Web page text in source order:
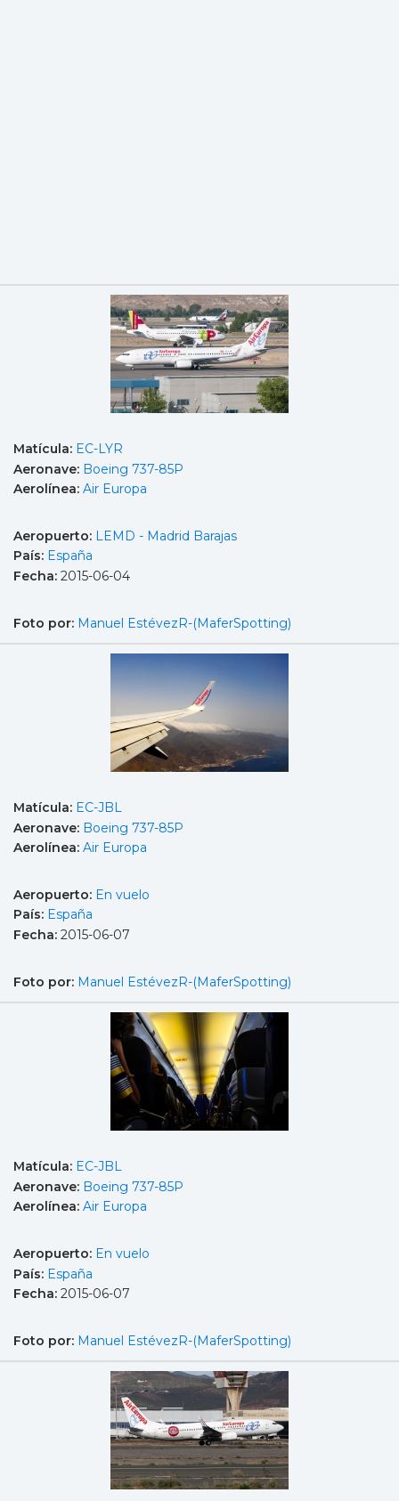
Matícula: EC-LYR
Aeronave: Boeing 737-85P
Aerolínea: Air Europa
Aeropuerto: LEMD - Madrid Barajas
País: España
Fecha: 2015-06-04
Foto por: Manuel EstévezR-(MaferSpotting)
Matícula: EC-JBL
Aeronave: Boeing 737-85P
Aerolínea: Air Europa
Aeropuerto: En vuelo
País: España
Fecha: 2015-06-07
Foto por: Manuel EstévezR-(MaferSpotting)
Matícula: EC-JBL
Aeronave: Boeing 737-85P
Aerolínea: Air Europa
Aeropuerto: En vuelo
País: España
Fecha: 2015-06-07
Foto por: Manuel EstévezR-(MaferSpotting)